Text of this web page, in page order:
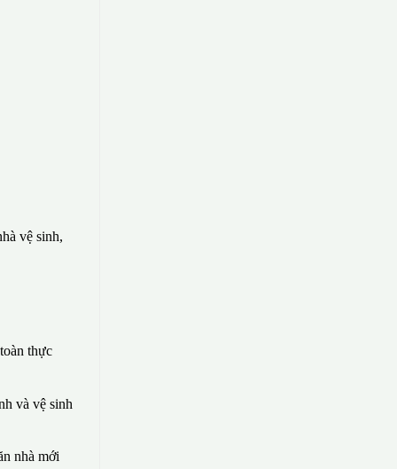
vệ sinh,
thực
và vệ sinh
nhà mới